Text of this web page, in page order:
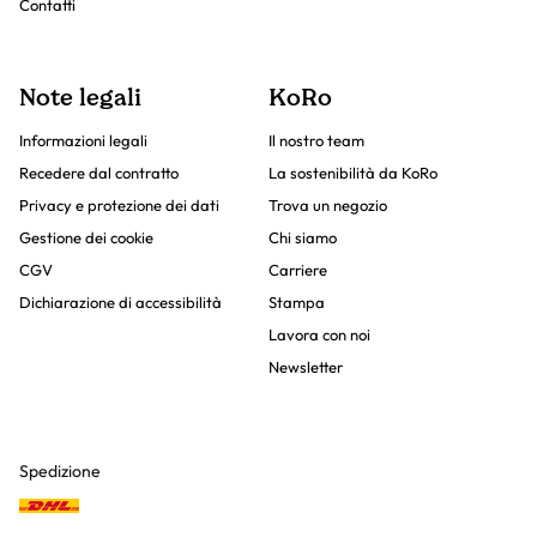
Contatti
Note legali
Informazioni legali
Recedere dal contratto
Privacy e protezione dei dati
Gestione dei cookie
CGV
Dichiarazione di accessibilità
KoRo
Il nostro team
La sostenibilità da KoRo
Trova un negozio
Chi siamo
Carriere
Stampa
Lavora con noi
Newsletter
Spedizione